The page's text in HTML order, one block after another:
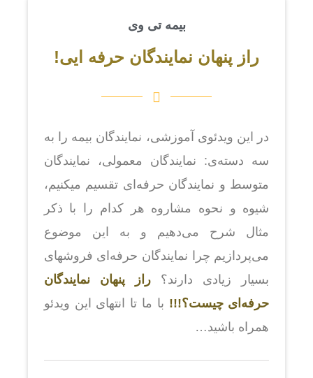
بیمه تی وی
راز پنهان نمایندگان حرفه ایی!
در این ویدئوی آموزشی، نمایندگان بیمه را به
سه دسته‌ی: نمایندگان معمولی، نمایندگان
متوسط و نمایندگان حرفه‌ای تقسیم میکنیم،
شیوه و نحوه مشاروه هر کدام را با ذکر
مثال شرح می‌دهیم و به این موضوع
می‌پردازیم چرا نمایندگان حرفه‌ای فروشهای
بسیار زیادی دارند؟راز پنهان نمایندگان
حرفه‌ای چیست؟!!! با ما تا انتهای این ویدئو
همراه باشید…